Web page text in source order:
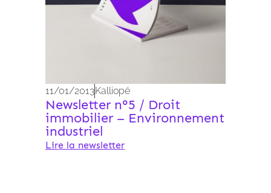
11/01/2013Kalliopé
Newsletter n°5 / Droit
immobilier – Environnement
industriel
Lire la newsletter